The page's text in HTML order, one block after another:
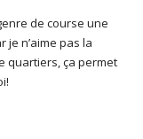
de course une
je n’aime pas la
quartiers, ça permet